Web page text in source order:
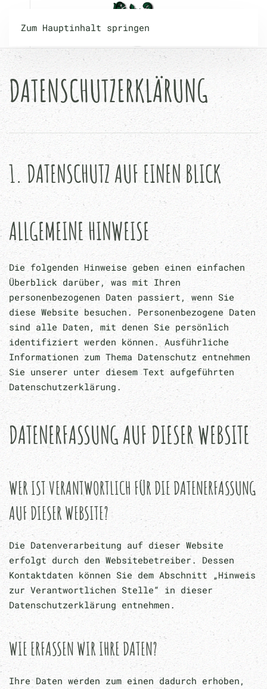
Zum Hauptinhalt springen
DATENSCHUTZERKLÄRUNG
1. DATENSCHUTZ AUF EINEN BLICK
ALLGEMEINE HINWEISE
Die folgenden Hinweise geben einen einfachen
Überblick darüber, was mit Ihren
personenbezogenen Daten passiert, wenn Sie
diese Website besuchen. Personenbezogene Daten
sind alle Daten, mit denen Sie persönlich
identifiziert werden können. Ausführliche
Informationen zum Thema Datenschutz entnehmen
Sie unserer unter diesem Text aufgeführten
Datenschutzerklärung.
DATENERFASSUNG AUF DIESER WEBSITE
WER IST VERANTWORTLICH FÜR DIE DATENERFASSUNG
AUF DIESER WEBSITE?
Die Datenverarbeitung auf dieser Website
erfolgt durch den Websitebetreiber. Dessen
Kontaktdaten können Sie dem Abschnitt „Hinweis
zur Verantwortlichen Stelle“ in dieser
Datenschutzerklärung entnehmen.
WIE ERFASSEN WIR IHRE DATEN?
Ihre Daten werden zum einen dadurch erhoben,